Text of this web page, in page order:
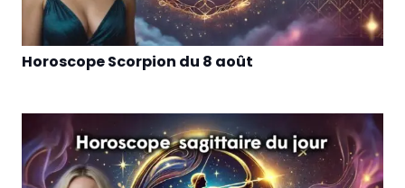
Horoscope Scorpion du 8 août